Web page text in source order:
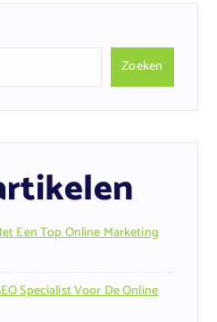
Zoeken
Een Top Online Marketing
Specialist Voor De Online